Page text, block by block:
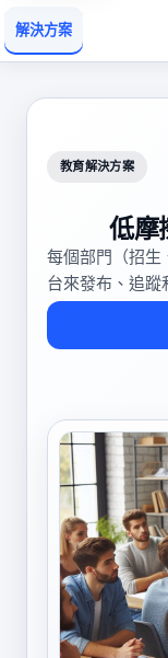
解決方案
教育解決方案
低摩
每個部門（招生
台來發布、追蹤